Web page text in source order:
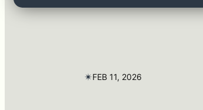
✴︎FEB 11, 2026